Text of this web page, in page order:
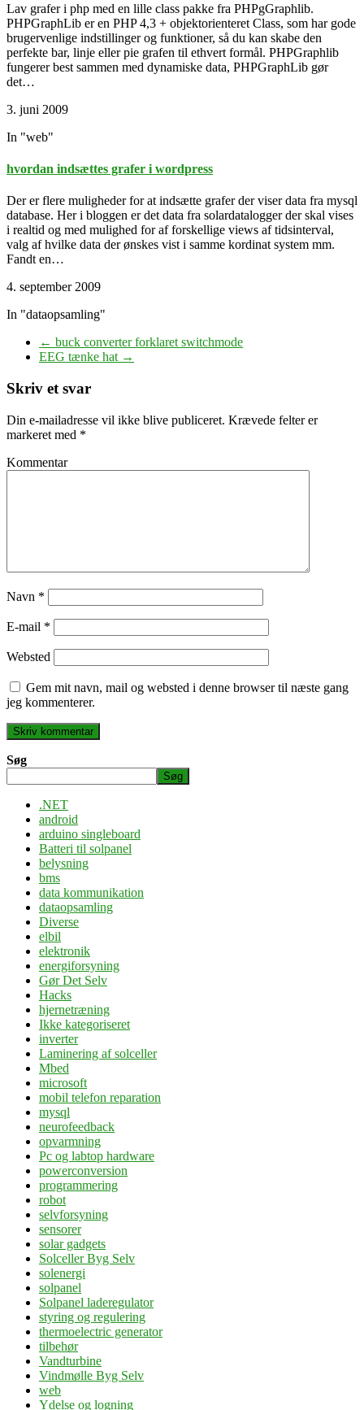
Lav grafer i php med en lille class pakke fra PHPgGraphlib.
PHPGraphLib er en PHP 4,3 + objektorienteret Class, som har gode
brugervenlige indstillinger og funktioner, så du kan skabe den
perfekte bar, linje eller pie grafen til ethvert formål. PHPGraphlib
fungerer best sammen med dynamiske data, PHPGraphLib gør
det…
3. juni 2009
In "web"
hvordan indsættes grafer i wordpress
Der er flere muligheder for at indsætte grafer der viser data fra mysql
database. Her i bloggen er det data fra solardatalogger der skal vises
i realtid og med mulighed for af forskellige views af tidsinterval,
valg af hvilke data der ønskes vist i samme kordinat system mm.
Fandt en…
4. september 2009
In "dataopsamling"
← buck converter forklaret switchmode
EEG tænke hat →
Skriv et svar
Din e-mailadresse vil ikke blive publiceret. Krævede felter er
markeret med *
Kommentar
Navn *
E-mail *
Websted
Gem mit navn, mail og websted i denne browser til næste gang
jeg kommenterer.
Søg
Søg
.NET
android
arduino singleboard
Batteri til solpanel
belysning
bms
data kommunikation
dataopsamling
Diverse
elbil
elektronik
energiforsyning
Gør Det Selv
Hacks
hjernetræning
Ikke kategoriseret
inverter
Laminering af solceller
Mbed
microsoft
mobil telefon reparation
mysql
neurofeedback
opvarmning
Pc og labtop hardware
powerconversion
programmering
robot
selvforsyning
sensorer
solar gadgets
Solceller Byg Selv
solenergi
solpanel
Solpanel laderegulator
styring og regulering
thermoelectric generator
tilbehør
Vandturbine
Vindmølle Byg Selv
web
Ydelse og logning